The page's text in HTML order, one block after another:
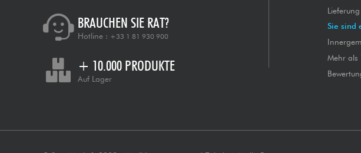
BRAUCHEN SIE RAT?
Hotline : +33 1 81 930 900
+ 10.000 PRODUKTE
Auf Lager
Sie sind
Mehr als